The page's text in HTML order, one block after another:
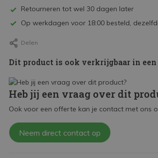
Retourneren tot wel 30 dagen later
Op werkdagen voor 18:00 besteld,
Delen
Dit product is ook verkrijgbaar in
Heb jij een vraag over dit
Ook voor een offerte kan je contact met ons
Neem direct contact op